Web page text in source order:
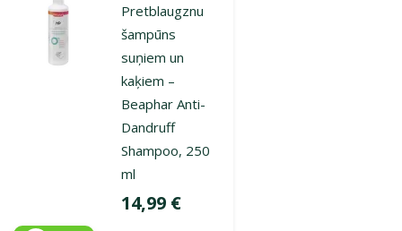
Pretblaugznu
šampūns
suņiem un
kaķiem –
Beaphar Anti-
Dandruff
Shampoo, 250
ml
Cena
14,99 €